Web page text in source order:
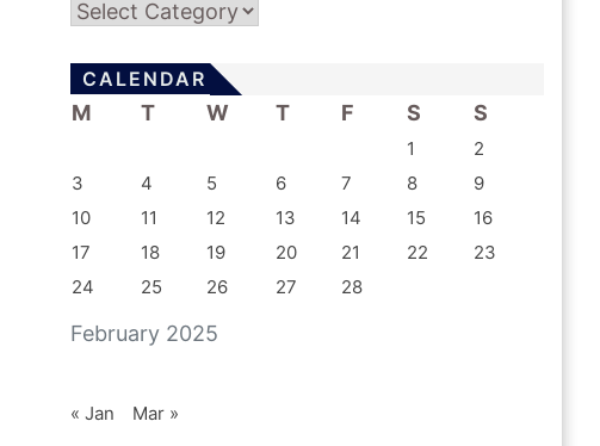
Categories
CALENDAR
February 2025
M T W T F S S
1
2
3
4 5 6 7 8
9
10
11 12 13 14 15
16
17
18 19 20 21 22
23
24
25 26 27 28
« Jan Mar »